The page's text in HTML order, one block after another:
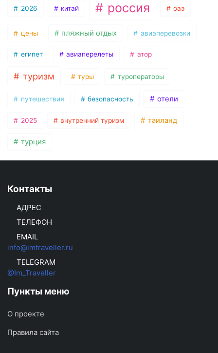
2026 китай россия оаэ
цены пляжный отдых авиаперевозки
египет авиаперелеты атор
туризм туры туроператоры
путешествия безопасность отели
2025 внутренний туризм таиланд
турция
Контакты
АДРЕС
ТЕЛЕФОН
EMAIL
info@imtraveller.ru
TELEGRAM
@Im_Traveller
Пункты меню
О проекте
Правила сайта